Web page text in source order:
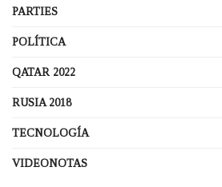
PARTIES
POLÍTICA
QATAR 2022
RUSIA 2018
TECNOLOGÍA
VIDEONOTAS